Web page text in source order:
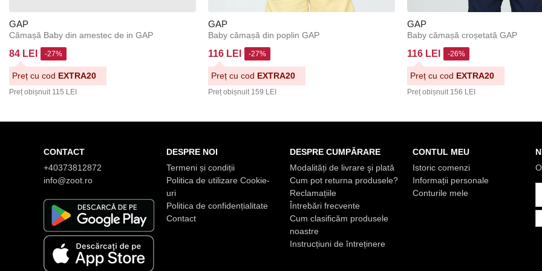
GAP
Cămașă Baby din amestec de in GAP
84 LEI
Preț obișnuit 115 LEI
-27%
Preț cu cod EXTRA20
GAP
Baby cămașă din poplin GAP
116 LEI
Preț obișnuit 159 LEI
-27%
Preț cu cod EXTRA20
GAP
Baby cămașă croșetată GAP
116 LEI
Preț obișnuit 156 LEI
-26%
Preț cu cod EXTRA20
CONTACT
+40373812872
info@zoot.ro
DESPRE NOI
Termeni și condiții
Politica de utilizare Cookie-
uri
Politica de confidențialitate
Contact
DESPRE CUMPĂRARE
Modalități de livrare şi plată
Cum pot returna produsele?
Reclamațiile
Întrebări frecvente
Cum clasificăm produsele
noastre
Instrucțiuni de întreținere
CONTUL MEU
Istoric comenzi
Informații personale
Conturile mele